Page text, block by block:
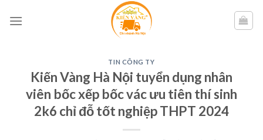
TIN CÔNG TY
Kiến Vàng Hà Nội tuyển dụng nhân
viên bốc xếp bốc vác ưu tiên thí sinh
2k6 chỉ đỗ tốt nghiệp THPT 2024